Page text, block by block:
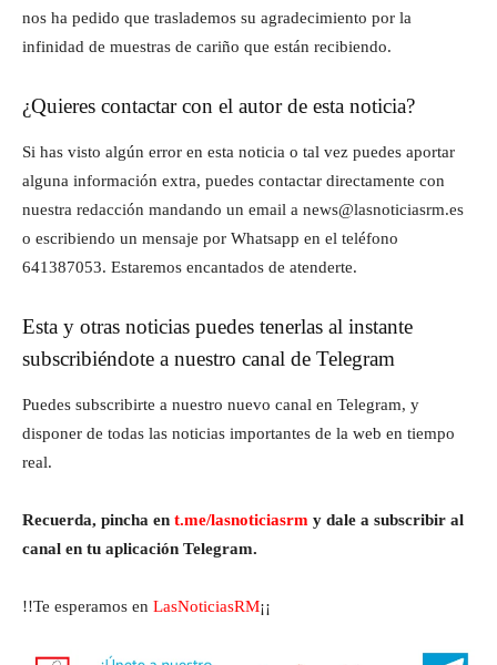
nos ha pedido que traslademos su agradecimiento por la
infinidad de muestras de cariño que están recibiendo.
¿Quieres contactar con el autor de esta noticia?
Si has visto algún error en esta noticia o tal vez puedes aportar
alguna información extra, puedes contactar directamente con
nuestra redacción mandando un email a news@lasnoticiasrm.es
o escribiendo un mensaje por Whatsapp en el teléfono
641387053. Estaremos encantados de atenderte.
Esta y otras noticias puedes tenerlas al instante
subscribiéndote a nuestro canal de Telegram
Puedes subscribirte a nuestro nuevo canal en Telegram, y
disponer de todas las noticias importantes de la web en tiempo
real.
Recuerda, pincha en t.me/lasnoticiasrm y dale a subscribir al
canal en tu aplicación Telegram.
!!Te esperamos en LasNoticiasRM¡¡